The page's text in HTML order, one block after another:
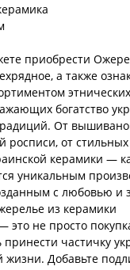
приобрести
а также
этнических
богатство
От
росписи, от
керамики —
уникальным
с любовью и
из керамики
это не просто
принести частичку
жизни. Добавьте